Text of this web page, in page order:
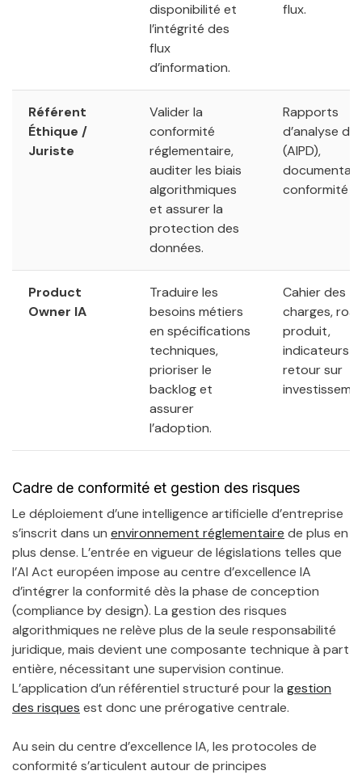
disponibilité et
l’intégrité des
flux
d’information.
flux.
Référent
Éthique /
Juriste
Valider la
conformité
réglementaire,
auditer les biais
algorithmiques
et assurer la
protection des
données.
Rapports
d’analyse
(AIPD),
conformité
Product
Owner IA
Traduire les
besoins métiers
en spécifications
techniques,
prioriser le
backlog et
assurer
l’adoption.
Cahier des
charges,
produit,
indicateurs
retour sur
Cadre de conformité et gestion des risques
Le déploiement d’une intelligence artificielle d’entreprise
s’inscrit dans un environnement réglementaire de plus en
plus dense. L’entrée en vigueur de législations telles que
l’AI Act européen impose au centre d’excellence IA
d’intégrer la conformité dès la phase de conception
(compliance by design). La gestion des risques
algorithmiques ne relève plus de la seule responsabilité
juridique, mais devient une composante technique à part
entière, nécessitant une supervision continue.
L’application d’un référentiel structuré pour la gestion
des risques est donc une prérogative centrale.
Au sein du centre d’excellence IA, les protocoles de
conformité s’articulent autour de principes